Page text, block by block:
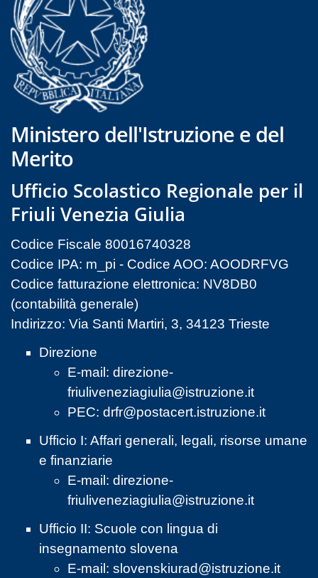
Ministero dell'Istruzione e del
Merito
Ufficio Scolastico Regionale per il
Friuli Venezia Giulia
Codice Fiscale 80016740328
Codice IPA: m_pi - Codice AOO: AOODRFVG
Codice fatturazione elettronica: NV8DB0
(contabilità generale)
Indirizzo: Via Santi Martiri, 3, 34123 Trieste
Direzione
E-mail: direzione-
friuliveneziagiulia@istruzione.it
PEC: drfr@postacert.istruzione.it
Ufficio I: Affari generali, legali, risorse umane
e finanziarie
E-mail: direzione-
friuliveneziagiulia@istruzione.it
Ufficio II: Scuole con lingua di
insegnamento slovena
E-mail: slovenskiurad@istruzione.it